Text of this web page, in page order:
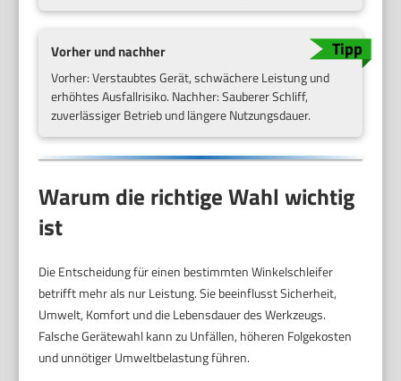
Vorher und nachher
Vorher: Verstaubtes Gerät, schwächere Leistung und
erhöhtes Ausfallrisiko. Nachher: Sauberer Schliff,
zuverlässiger Betrieb und längere Nutzungsdauer.
Warum die richtige Wahl wichtig
ist
Die Entscheidung für einen bestimmten Winkelschleifer
betrifft mehr als nur Leistung. Sie beeinflusst Sicherheit,
Umwelt, Komfort und die Lebensdauer des Werkzeugs.
Falsche Gerätewahl kann zu Unfällen, höheren Folgekosten
und unnötiger Umweltbelastung führen.